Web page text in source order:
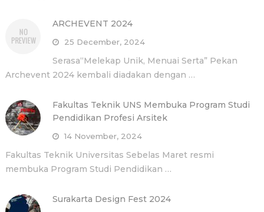
ARCHEVENT 2024
25 December, 2024
Serasa“Melekap Unik, Menuai Serta” Pekan
Archevent 2024 kembali diadakan dengan …
Fakultas Teknik UNS Membuka Program Studi
Pendidikan Profesi Arsitek
14 November, 2024
Fakultas Teknik Universitas Sebelas Maret resmi
membuka Program Studi Pendidikan …
Surakarta Design Fest 2024